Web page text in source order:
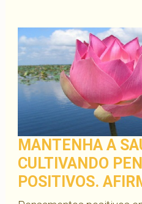
MANTENHA A
CULTIVANDO
POSITIVOS.